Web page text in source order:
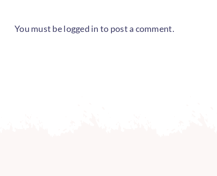
You must belogged in to post a comment.